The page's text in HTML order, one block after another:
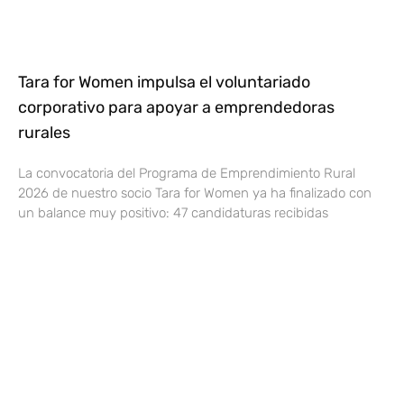
Tara for Women impulsa el voluntariado
corporativo para apoyar a emprendedoras
rurales
La convocatoria del Programa de Emprendimiento Rural
2026 de nuestro socio Tara for Women ya ha finalizado con
un balance muy positivo: 47 candidaturas recibidas